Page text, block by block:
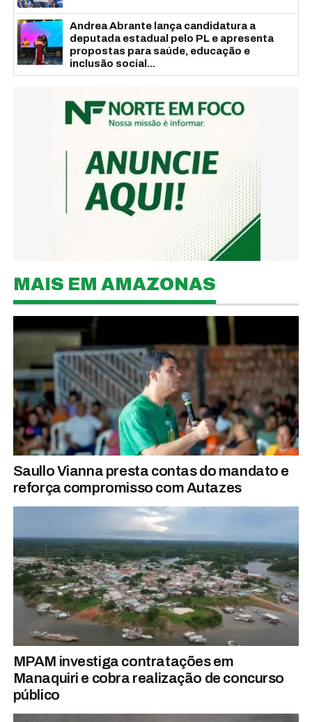
Andrea Abrante lança candidatura a
deputada estadual pelo PL e apresenta
propostas para saúde, educação e
inclusão social...
MAIS EM AMAZONAS
Saullo Vianna presta contas do mandato e
reforça compromisso com Autazes
MPAM investiga contratações em
Manaquiri e cobra realização de concurso
público